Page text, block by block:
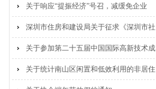
关于响应“提振经济”号召，减缓免企业
深圳市住房和建设局关于征求《深圳市社
关于参加第二十五届中国国际高新技术成
关于统计南山区闲置和低效利用的非居住